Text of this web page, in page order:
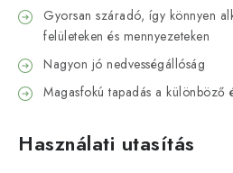
Gyorsan száradó, így könnyen
felületeken és mennyezeteken
Nagyon jó nedvességállóság
Magasfokú tapadás a különböző
Használati utasítás